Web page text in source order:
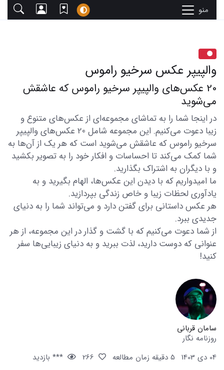
منو
والپیپر عکس سرخیو راموس
20 عکس‌های والپیپر سرخیو راموس که عاشقش
می‌شوید
در اینجا شما را به تماشای مجموعه‌ای از عکس‌های متنوع و
زیبا دعوت می‌کنیم. این مجموعه شامل 20 عکس‌های والپیپر
سرخیو راموس که عاشقش می‌شوید است که هر یک از آن‌ها به
شما کمک می‌کند تا احساسات و افکار خود را به تصویر بکشید
و با دیگران به اشتراک بگذارید.
ما امیدواریم که با دیدن این عکس‌ها، الهام بگیرید و به
یادآوری لحظات زیبا و خاص زندگی بپردازید.
هر عکس داستانی برای گفتن دارد و می‌تواند شما را به دنیای
جدیدی ببرد.
از شما دعوت می‌کنیم که با گشت و گذار در این مجموعه، از هر
عنوانی که دوست دارید، لذت ببرید و به دنیای زیبایی‌ها سفر
کنید!
سامان قربانی
روزنامه نگار
04 دی 1403
5 دقیقه زمان مطالعه
*** بازدید